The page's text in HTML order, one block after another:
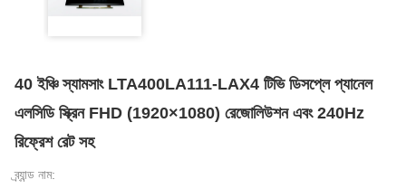
40 ইঞ্চি স্যামসাং LTA400LA111-LAX4 টিভি ডিসপ্লে প্যানেল
এলসিডি স্ক্রিন FHD (1920×1080) রেজোলিউশন এবং 240Hz
রিফ্রেশ রেট সহ
ব্র্যান্ড নাম: